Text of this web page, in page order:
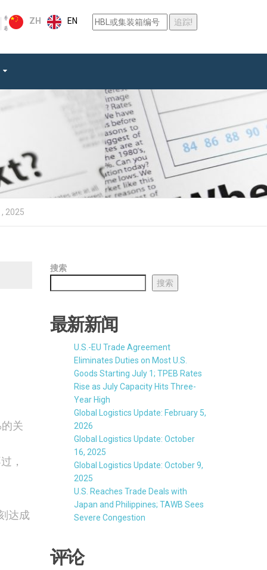
ZH EN
2025
关
，
达成
搜索
搜索
最新新闻
U.S.-EU Trade Agreement
Eliminates Duties on Most U.S.
Goods Starting July 1; TPEB Rates
Rise as July Capacity Hits Three-
Year High
Global Logistics Update: February 5,
2026
Global Logistics Update: October
16, 2025
Global Logistics Update: October 9,
2025
U.S. Reaches Trade Deals with
Japan and Philippines; TAWB Sees
Severe Congestion
评论